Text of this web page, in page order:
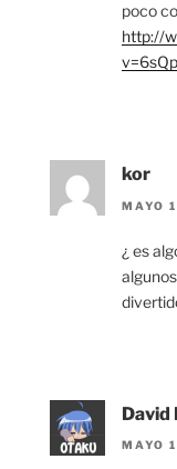
poco
http://
kor
MAYO
¿ es
David
MAYO